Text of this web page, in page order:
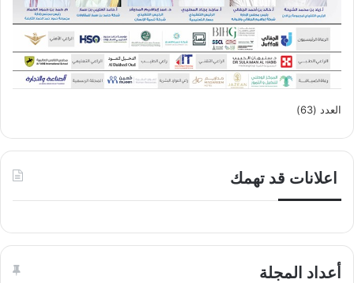
العدد (63)
اعلانات قد تهمك
أعداد المجلة